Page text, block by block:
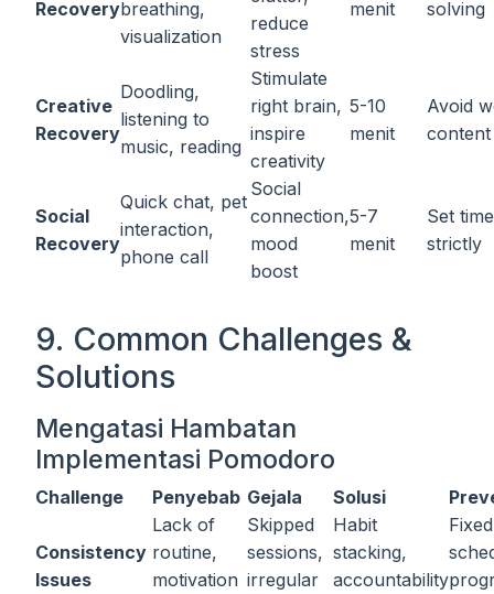
Recoverybreathing,
visualization
reduce
stress
menit solving
Creative
Recovery
Doodling,
listening to
music, reading
Stimulate
right brain,
inspire
creativity
5-10
menit
Avoid
content
Social
Recovery
Quick chat, pet
interaction,
phone call
Social
connection,
mood
boost
5-7
menit
Set
strictly
9. Common Challenges &
Solutions
Mengatasi Hambatan
Implementasi Pomodoro
Challenge Penyebab Gejala Solusi
Consistency
Issues
Lack of
routine,
motivation
Skipped
sessions,
irregular
Habit
stacking,
accountability
Fixed